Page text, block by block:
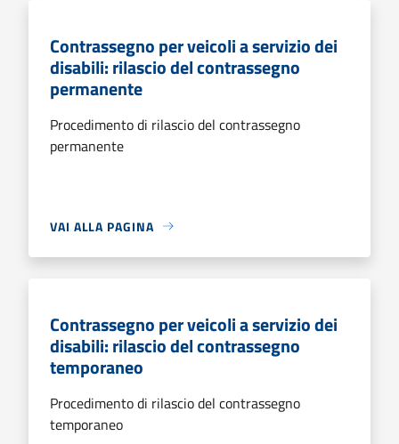
Contrassegno per veicoli a servizio dei
disabili: rilascio del contrassegno
permanente
Procedimento di rilascio del contrassegno
permanente
VAI ALLA PAGINA
Contrassegno per veicoli a servizio dei
disabili: rilascio del contrassegno
temporaneo
Procedimento di rilascio del contrassegno
temporaneo